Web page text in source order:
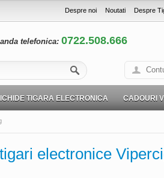
Despre noi Noutati Despre
telefonica: 0722.508.666
TIGARA ELECTRONICA CADOURI
electronice